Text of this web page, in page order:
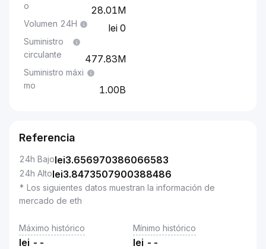
o
28.01M
Volumen 24H 0
Suministro
circulante
477.83M
Suministro máxi
mo
1.00B
Referencia
24h Bajolei3.656970386066583
24h Altolei3.8473507900388486
* Los siguientes datos muestran la información de
mercado de eth
Máximo histórico
lei --
Mínimo histórico
lei --